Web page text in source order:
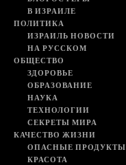
В ИЗРАИЛЕ
ПОЛИТИКА
ИЗРАИЛЬ НОВОСТИ
НА РУССКОМ
ОБЩЕСТВО
ЗДОРОВЬЕ
ОБРАЗОВАНИЕ
НАУКА
ТЕХНОЛОГИИ
СЕКРЕТЫ МИРА
КАЧЕСТВО ЖИЗНИ
ОПАСНЫЕ ПРОДУКТЫ
КРАСОТА